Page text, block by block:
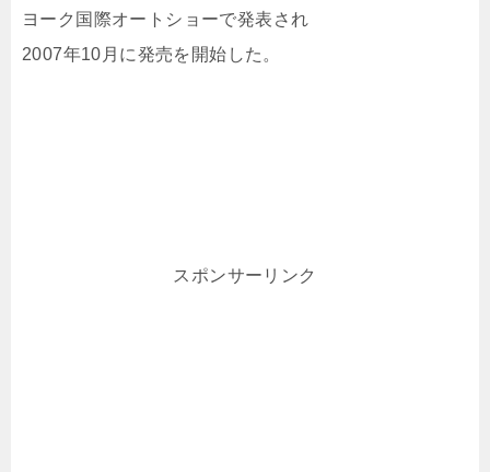
ヨーク国際オートショーで発表され
2007年10月に発売を開始した。
スポンサーリンク